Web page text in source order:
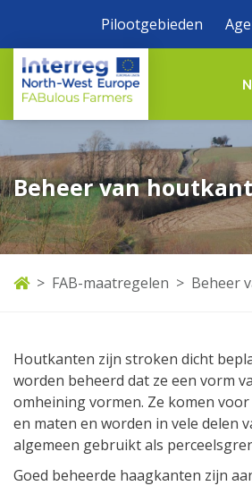
Pilootgebieden
Beheer van
FAB-maatregelen Beheer
Houtkanten zijn stroken dicht
worden beheerd dat ze een vorm
omheining vormen. Ze komen
en maten en worden in vele delen
algemeen gebruikt als
Goed beheerde haagkanten zijn